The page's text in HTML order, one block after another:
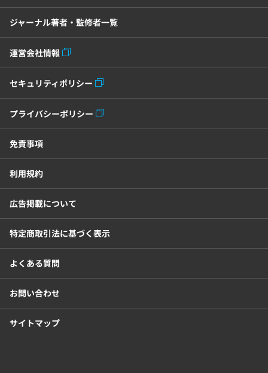
リモートアクセスツール
電子請求書システム
給与計算システム
勤怠管理システム 採用管理システム
労務管理システム 健康管理システム
2026年トレンド
DX・デジタル化
中小企業経営
ジャーナル著者・監修者一覧
運営会社情報
セキュリティポリシー
プライバシーポリシー
免責事項
利用規約
広告掲載について
特定商取引法に基づく表示
よくある質問
お問い合わせ
サイトマップ